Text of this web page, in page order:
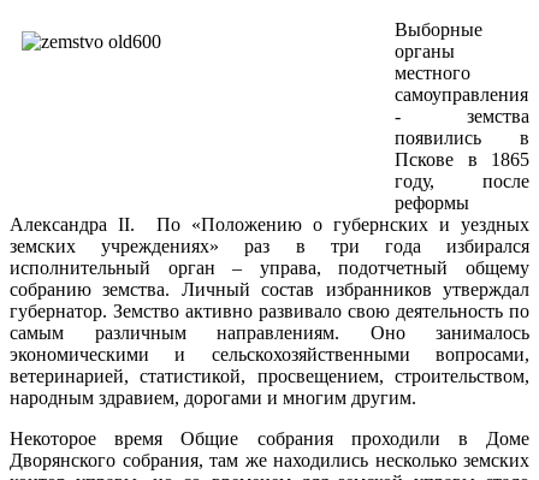
Выборные
органы
местного
самоуправления
- земства
появились в
Пскове в 1865
году, после
реформы
Александра II. По «Положению о губернских и уездных
земских учреждениях» раз в три года избирался
исполнительный орган – управа, подотчетный общему
собранию земства. Личный состав избранников утверждал
губернатор. Земство активно развивало свою деятельность по
самым различным направлениям. Оно занималось
экономическими и сельскохозяйственными вопросами,
ветеринарией, статистикой, просвещением, строительством,
народным здравием, дорогами и многим другим.
Некоторое время Общие собрания проходили в Доме
Дворянского собрания, там же находились несколько земских